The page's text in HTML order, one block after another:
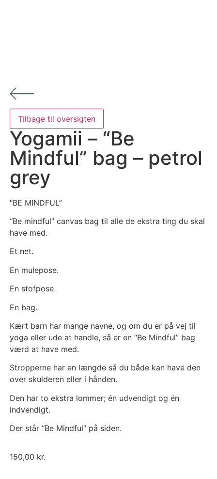
Yogamii – “Be
Mindful” bag – petrol
grey
“BE MINDFUL”
“Be mindful” canvas bag til alle de ekstra ting du skal
have med.
Et net.
En mulepose.
En stofpose.
En bag.
Kært barn har mange navne, og om du er på vej til
yoga eller ude at handle, så er en “Be Mindful” bag
værd at have med.
Stropperne har en længde så du både kan have den
over skulderen eller i hånden.
Den har to ekstra lommer; én udvendigt og én
indvendigt.
Der står “Be Mindful” på siden.
150,00 kr.